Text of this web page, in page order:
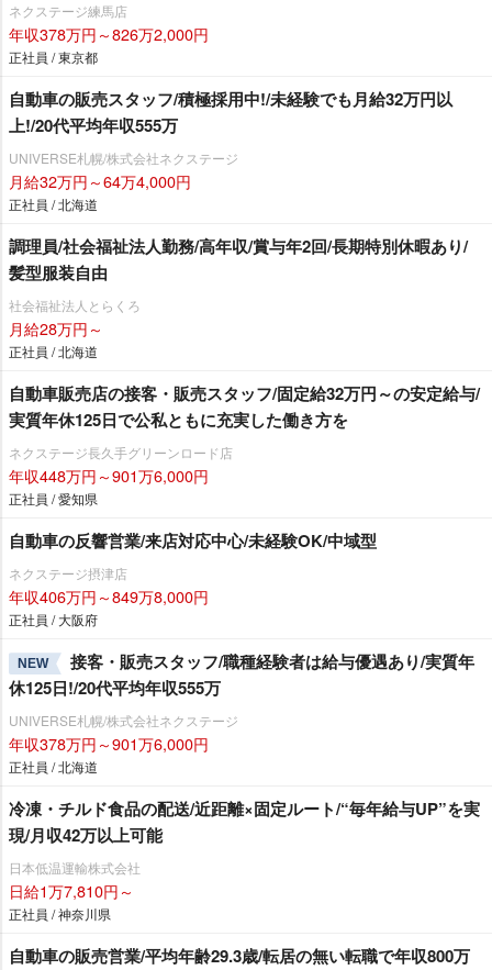
ネクステージ練馬店
年収378万円～826万2,000円
正社員 / 東京都
自動車の販売スタッフ/積極採用中!/未経験でも月給32万円以
上!/20代平均年収555万
UNIVERSE札幌/株式会社ネクステージ
月給32万円～64万4,000円
正社員 / 北海道
調理員/社会福祉法人勤務/高年収/賞与年2回/長期特別休暇あり/
髪型服装自由
社会福祉法人とらくろ
月給28万円～
正社員 / 北海道
自動車販売店の接客・販売スタッフ/固定給32万円～の安定給与/
実質年休125日で公私ともに充実した働き方を
ネクステージ⾧久手グリーンロード店
年収448万円～901万6,000円
正社員 / 愛知県
自動車の反響営業/来店対応中心/未経験OK/中域型
ネクステージ摂津店
年収406万円～849万8,000円
正社員 / 大阪府
NEW
接客・販売スタッフ/職種経験者は給与優遇あり/実質年
休125日!/20代平均年収555万
UNIVERSE札幌/株式会社ネクステージ
年収378万円～901万6,000円
正社員 / 北海道
冷凍・チルド食品の配送/近距離×固定ルート/“毎年給与UP”を実
現/月収42万以上可能
日本低温運輸株式会社
日給1万7,810円～
正社員 / 神奈川県
自動車の販売営業/平均年齢29.3歳/転居の無い転職で年収800万